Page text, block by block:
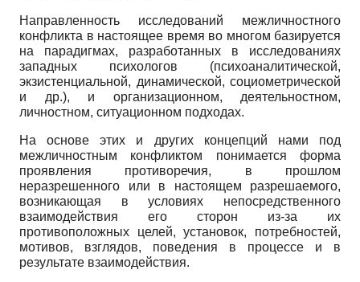
Направленность исследований межличностного
конфликта в настоящее время во многом базируется
на парадигмах, разработанных в исследованиях
западных психологов (психоаналитической,
экзистенциальной, динамической, социометрической
и др.), и организационном, деятельностном,
личностном, ситуационном подходах.
На основе этих и других концепций нами под
межличностным конфликтом понимается форма
проявления противоречия, в прошлом
неразрешенного или в настоящем разрешаемого,
возникающая в условиях непосредственного
взаимодействия его сторон из-за их
противоположных целей, установок, потребностей,
мотивов, взглядов, поведения в процессе и в
результате взаимодействия.